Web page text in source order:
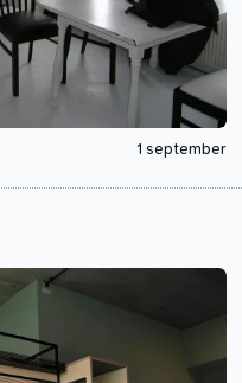
1 september